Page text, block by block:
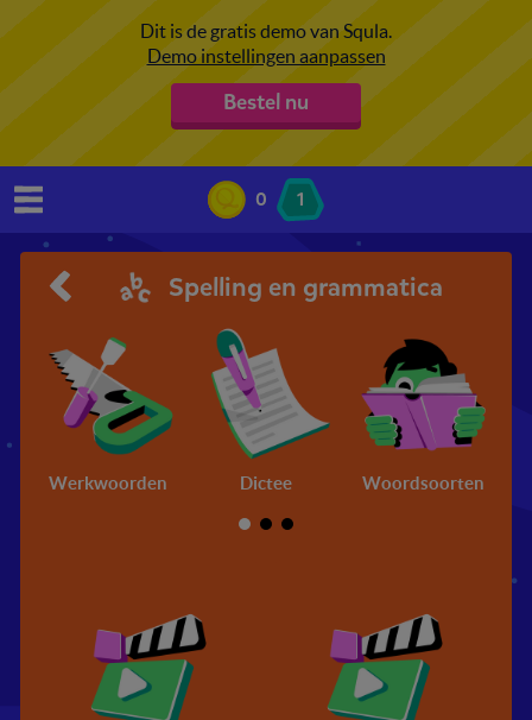
Dit is de gratis demo van Squla.
Demo instellingen aanpassen
Bestel nu
0 1
Spelling en grammatica
Werkwoorden Dictee Woordsoorten